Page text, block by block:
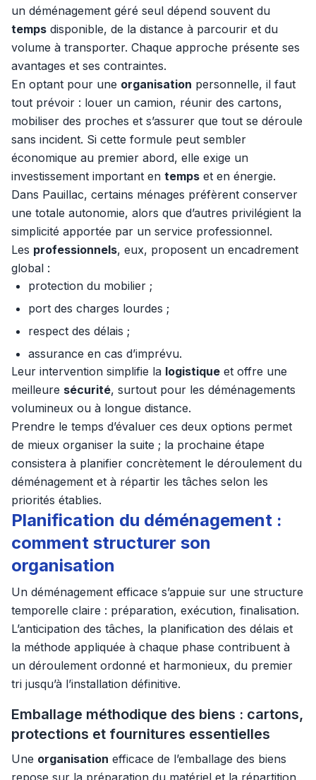
un déménagement géré seul dépend souvent du
temps disponible, de la distance à parcourir et du
volume à transporter. Chaque approche présente ses
avantages et ses contraintes.
En optant pour une organisation personnelle, il faut
tout prévoir : louer un camion, réunir des cartons,
mobiliser des proches et s’assurer que tout se déroule
sans incident. Si cette formule peut sembler
économique au premier abord, elle exige un
investissement important en temps et en énergie.
Dans Pauillac, certains ménages préfèrent conserver
une totale autonomie, alors que d’autres privilégient la
simplicité apportée par un service professionnel.
Les professionnels, eux, proposent un encadrement
global :
protection du mobilier ;
port des charges lourdes ;
respect des délais ;
assurance en cas d’imprévu.
Leur intervention simplifie la logistique et offre une
meilleure sécurité, surtout pour les déménagements
volumineux ou à longue distance.
Prendre le temps d’évaluer ces deux options permet
de mieux organiser la suite ; la prochaine étape
consistera à planifier concrètement le déroulement du
déménagement et à répartir les tâches selon les
priorités établies.
Planification du déménagement :
comment structurer son
organisation
Un déménagement efficace s’appuie sur une structure
temporelle claire : préparation, exécution, finalisation.
L’anticipation des tâches, la planification des délais et
la méthode appliquée à chaque phase contribuent à
un déroulement ordonné et harmonieux, du premier
tri jusqu’à l’installation définitive.
Emballage méthodique des biens : cartons,
protections et fournitures essentielles
Une organisation efficace de l’emballage des biens
repose sur la préparation du matériel et la répartition